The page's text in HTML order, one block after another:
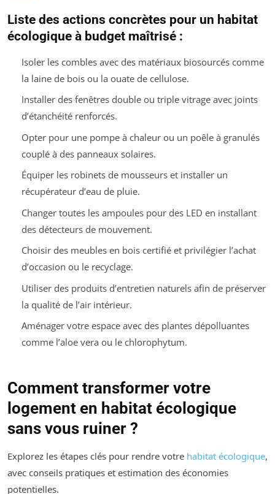
Liste des actions concrètes pour un habitat
écologique à budget maîtrisé :
Isoler les combles avec des matériaux biosourcés comme
la laine de bois ou la ouate de cellulose.
Installer des fenêtres double ou triple vitrage avec joints
d’étanchéité renforcés.
Opter pour une pompe à chaleur ou un poêle à granulés
couplé à des panneaux solaires.
Équiper les robinets de mousseurs et installer un
récupérateur d’eau de pluie.
Changer toutes les ampoules pour des LED en installant
des détecteurs de mouvement.
Choisir des meubles en bois certifié et privilégier l’achat
d’occasion ou le recyclage.
Utiliser des produits d’entretien naturels afin de préserver
la qualité de l’air intérieur.
Aménager votre espace avec des plantes dépolluantes
comme l’aloe vera ou le chlorophytum.
Comment transformer votre
logement en habitat écologique
sans vous ruiner ?
Explorez les étapes clés pour rendre votre habitat écologique,
avec conseils pratiques et estimation des économies
potentielles.